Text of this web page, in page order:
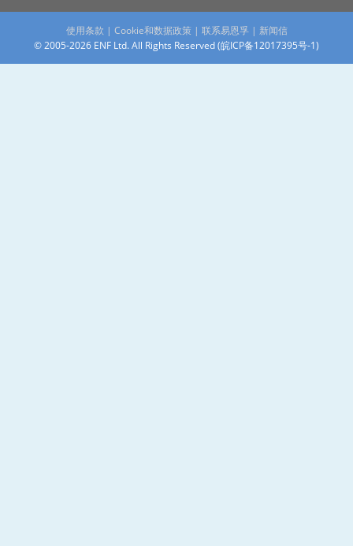
使用条款 | Cookie和数据政策| 联系易恩孚 | 新闻信
© 2005-2026 ENF Ltd. All Rights Reserved (皖ICP备12017395号-1)